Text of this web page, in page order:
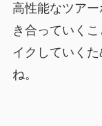
高性能なツア
き合っていく
イクしていく
ね。